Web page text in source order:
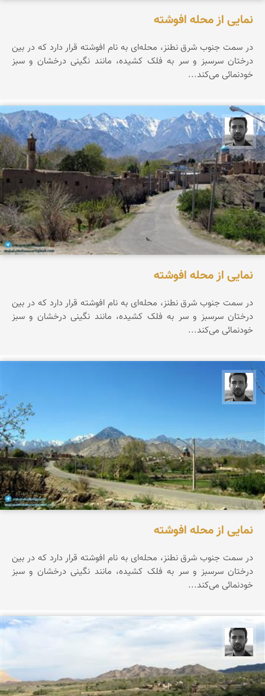
نمایی از محله افوشته
در سمت جنوب شرق نطنز، محله‌ای به نام افوشته قرار دارد که در بین
درختان سرسبز و سر به فلک کشیده، مانند نگینی درخشان و سبز
خودنمائی می‌کند...
مجتبی ملانظر
نمایی از محله افوشته
در سمت جنوب شرق نطنز، محله‌ای به نام افوشته قرار دارد که در بین
درختان سرسبز و سر به فلک کشیده، مانند نگینی درخشان و سبز
خودنمائی می‌کند...
نمایی از محله افوشته
در سمت جنوب شرق نطنز، محله‌ای به نام افوشته قرار دارد که در بین
درختان سرسبز و سر به فلک کشیده، مانند نگینی درخشان و سبز
خودنمائی می‌کند...